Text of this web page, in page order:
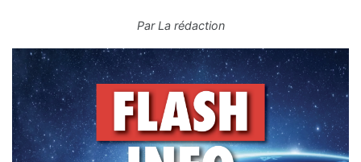
ParLa rédaction